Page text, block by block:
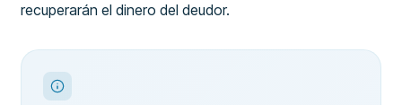
recuperarán el dinero del deudor.